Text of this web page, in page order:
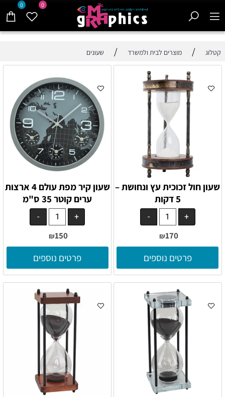
0 0
קטלוג / מוצרים לבית ולמשרד / שעונים
שעון חול זכוכית עץ ונחושת –
5 דקות
₪170
פרטים נוספים
שעון קיר מפת עולם 4 ארצות
ערים קוטר 35 ס"מ
₪150
פרטים נוספים